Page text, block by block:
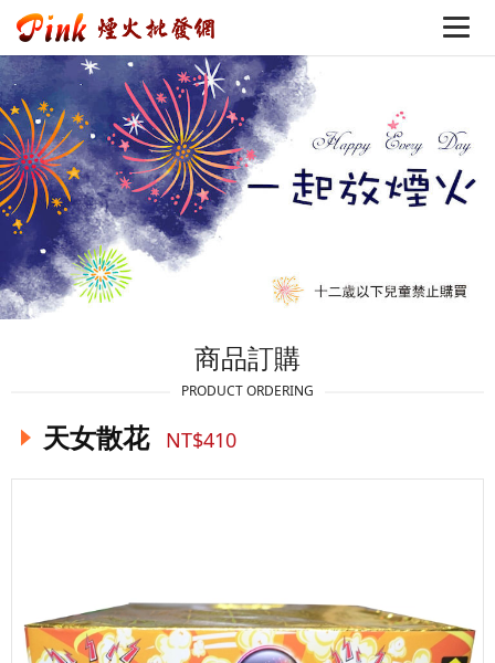
商品訂購
PRODUCT ORDERING
天女散花 NT$410